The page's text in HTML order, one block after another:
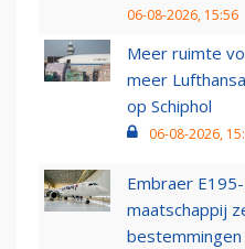
06-08-2026, 15:56
Meer ruimte
meer
op Schiphol
06-08-2026,
Embraer
maatschappij
bestemmingen